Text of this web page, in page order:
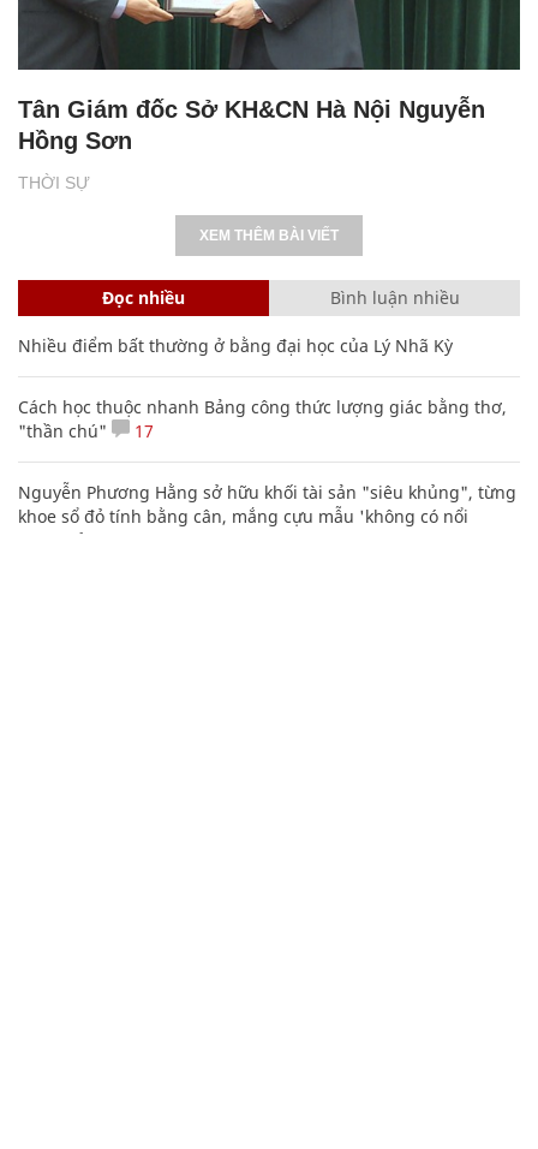
THỜI SỰ
Tân Giám đốc Sở KH&CN Hà Nội Nguyễn
Hồng Sơn
XEM THÊM BÀI VIẾT
Đọc nhiều Bình luận nhiều
Nhiều điểm bất thường ở bằng đại học của Lý Nhã Kỳ
Cách học thuộc nhanh Bảng công thức lượng giác bằng thơ,
"thần chú"
17
Nguyễn Phương Hằng sở hữu khối tài sản "siêu khủng", từng
khoe sổ đỏ tính bằng cân, mắng cựu mẫu 'không có nổi
nghìn tỷ'